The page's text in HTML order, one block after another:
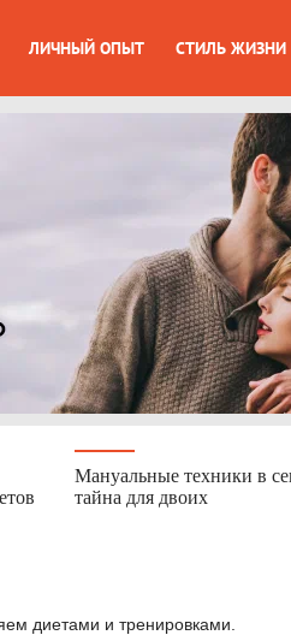
ЛИЧНЫЙ ОПЫТ СТИЛЬ ЖИЗНИ
Мануальные техники в
тайна для двоих
диетами и тренировками.